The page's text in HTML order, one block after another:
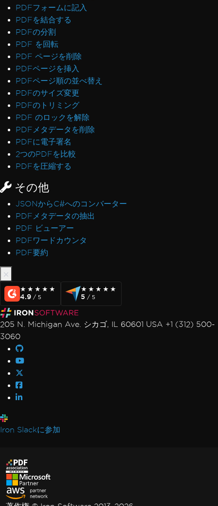
PDFフォームに記入
PDFを結合する
PDFの分割
PDF を回転
PDF ページを削除
PDFページを挿入
PDFページ順の並べ替え
PDFのサイズ変更
PDFのトリミング
PDF のロックを解除
PDFメタデータを削除
PDFに電子署名
2つのPDFを比較
PDFを圧縮する
その他
JSONからC#へのコンバーター
PDFメタデータの抽出
PDF ビューアー
PDFワードカウンタ
PDF要約
★★★★★
★★★★★
4.9 / 5
★★★★★
★★★★★
5 / 5
205 N. Michigan Ave. シカゴ, IL 60601 USA +1 (312) 500-
3060
Iron Slackに参加